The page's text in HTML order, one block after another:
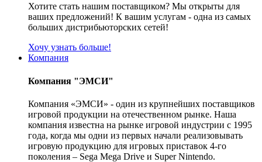
Хотите стать нашим поставщиком? Мы открыты для
ваших предложений! К вашим услугам - одна из самых
больших дистрибьюторских сетей!
Хочу узнать больше!
Компания
Компания "ЭМСИ"
Компания «ЭМСИ» - один из крупнейших поставщиков
игровой продукции на отечественном рынке. Наша
компания известна на рынке игровой индустрии с 1995
года, когда мы одни из первых начали реализовывать
игровую продукцию для игровых приставок 4-го
поколения – Sega Mega Drive и Super Nintendo.